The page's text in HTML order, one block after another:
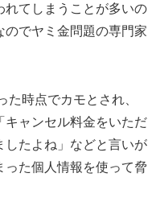
れてしまうことが多いの
のでヤミ金問題の専門家
時点でカモとされ、
キャンセル料金をいただ
したよね」などと言いが
た個人情報を使って脅